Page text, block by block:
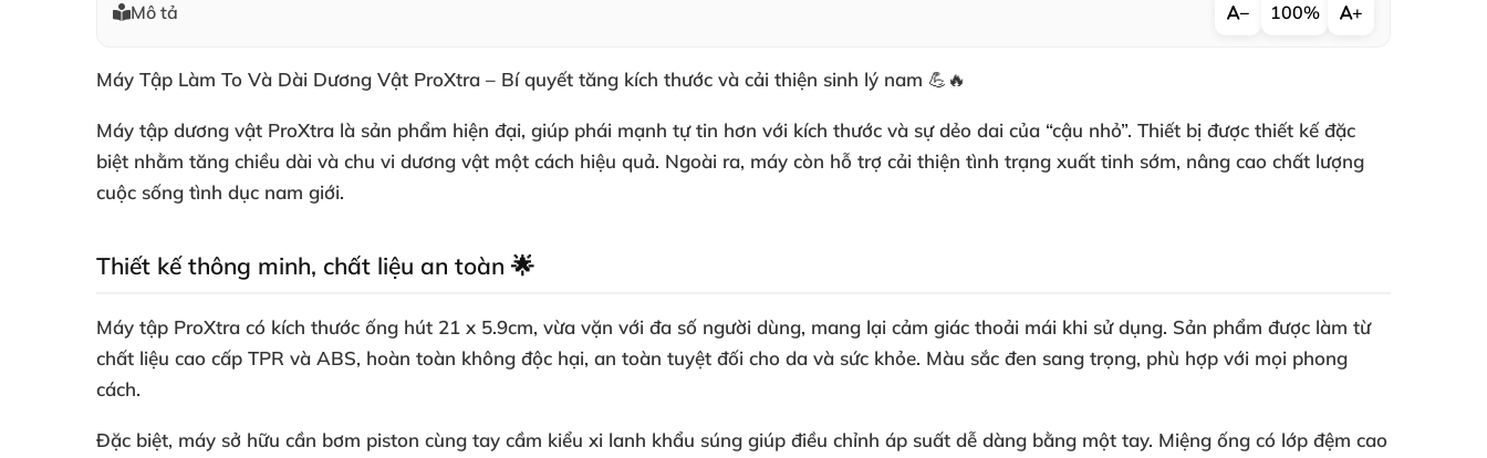
Mô tả − 100% +
Máy Tập Làm To Và Dài Dương Vật ProXtra – Bí quyết tăng kích thước và cải thiện sinh lý nam 💪🔥
Máy tập dương vật ProXtra là sản phẩm hiện đại, giúp phái mạnh tự tin hơn với kích thước và sự dẻo dai của “cậu nhỏ”. Thiết bị được thiết kế đặc
biệt nhằm tăng chiều dài và chu vi dương vật một cách hiệu quả. Ngoài ra, máy còn hỗ trợ cải thiện tình trạng xuất tinh sớm, nâng cao chất lượng
cuộc sống tình dục nam giới.
Thiết kế thông minh, chất liệu an toàn 🌟
Máy tập ProXtra có kích thước ống hút 21 x 5.9cm, vừa vặn với đa số người dùng, mang lại cảm giác thoải mái khi sử dụng. Sản phẩm được làm từ
chất liệu cao cấp TPR và ABS, hoàn toàn không độc hại, an toàn tuyệt đối cho da và sức khỏe. Màu sắc đen sang trọng, phù hợp với mọi phong
cách.
Đặc biệt, máy sở hữu cần bơm piston cùng tay cầm kiểu xi lanh khẩu súng giúp điều chỉnh áp suất dễ dàng bằng một tay. Miệng ống có lớp đệm cao